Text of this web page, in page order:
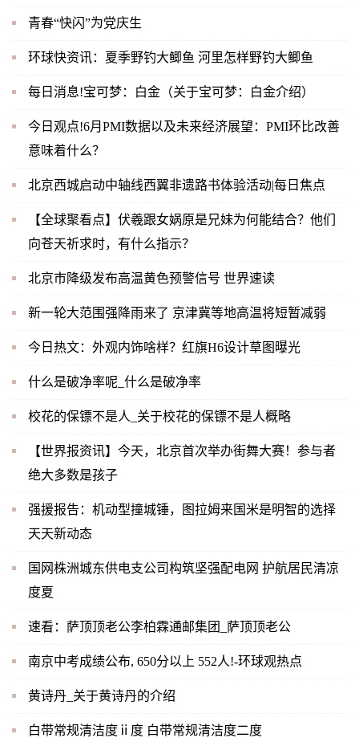
青春“快闪”为党庆生
环球快资讯：夏季野钓大鲫鱼 河里怎样野钓大鲫鱼
每日消息!宝可梦：白金（关于宝可梦：白金介绍）
今日观点!6月PMI数据以及未来经济展望：PMI环比改善
意味着什么？
北京西城启动中轴线西翼非遗路书体验活动|每日焦点
【全球聚看点】伏羲跟女娲原是兄妹为何能结合？他们
向苍天祈求时，有什么指示？
北京市降级发布高温黄色预警信号 世界速读
新一轮大范围强降雨来了 京津冀等地高温将短暂减弱
今日热文：外观内饰啥样？红旗H6设计草图曝光
什么是破净率呢_什么是破净率
校花的保镖不是人_关于校花的保镖不是人概略
【世界报资讯】今天，北京首次举办街舞大赛！参与者
绝大多数是孩子
强援报告：机动型撞城锤，图拉姆来国米是明智的选择
天天新动态
国网株洲城东供电支公司构筑坚强配电网 护航居民清凉
度夏
速看：萨顶顶老公李柏霖通邮集团_萨顶顶老公
南京中考成绩公布, 650分以上 552人!-环球观热点
黄诗丹_关于黄诗丹的介绍
白带常规清洁度ⅱ度 白带常规清洁度二度